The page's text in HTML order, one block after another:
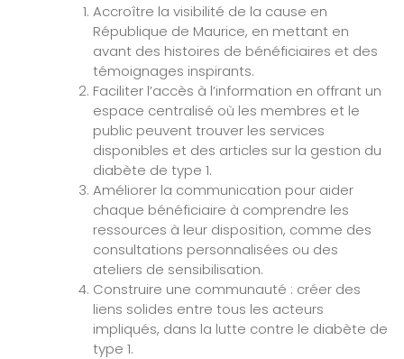
Accroître la visibilité de la cause en
République de Maurice, en mettant en
avant des histoires de bénéficiaires et des
témoignages inspirants.
Faciliter l’accès à l’information en offrant un
espace centralisé où les membres et le
public peuvent trouver les services
disponibles et des articles sur la gestion du
diabète de type 1.
Améliorer la communication pour aider
chaque bénéficiaire à comprendre les
ressources à leur disposition, comme des
consultations personnalisées ou des
ateliers de sensibilisation.
Construire une communauté : créer des
liens solides entre tous les acteurs
impliqués, dans la lutte contre le diabète de
type 1.